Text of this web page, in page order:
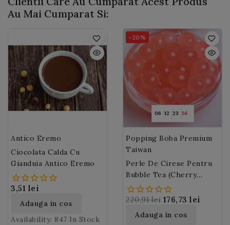
Au Mai Cumparat Si:
Antico Eremo
Ciocolata Calda Cu
Gianduia Antico Eremo
3,51 lei
Adauga in cos
Availability: 847 In Stock
06 12 23 54
-20%
Popping Boba Premium
Taiwan
Perle De Cirese Pentru
Bubble Tea (Cherry
Popping Boba) 3,2 Kg
220,91 lei 176,73 lei
Adauga in cos